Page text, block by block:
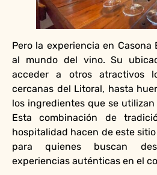
Pero la experiencia en Casona
al mundo del vino. Su
acceder a otros atractivos
cercanas del Litoral, hasta
los ingredientes que se
Esta combinación de
hospitalidad hacen de este
para quienes buscan
experiencias auténticas en el